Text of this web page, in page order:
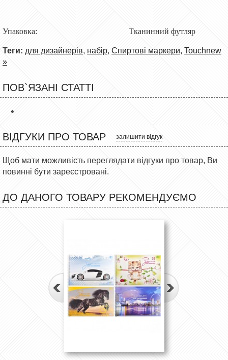
Упаковка: Тканинний футляр
Теги: для дизайнерів, набір, Спиртові маркери, Touchnew
»
ПОВ`ЯЗАНІ СТАТТІ
ВІДГУКИ ПРО ТОВАР залишити відгук
Щоб мати можливість переглядати відгуки про товар, Ви
повинні бути зареєстровані.
ДО ДАНОГО ТОВАРУ РЕКОМЕНДУЄМО